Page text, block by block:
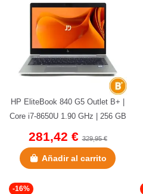
HP EliteBook 840 G5 Outlet B+ |
Core i7-8650U 1.90 GHz | 256 GB
NVMe | 16 GB DDR4 | 14"...
281,42 €329,95 €
Añadir al carrito
-16%